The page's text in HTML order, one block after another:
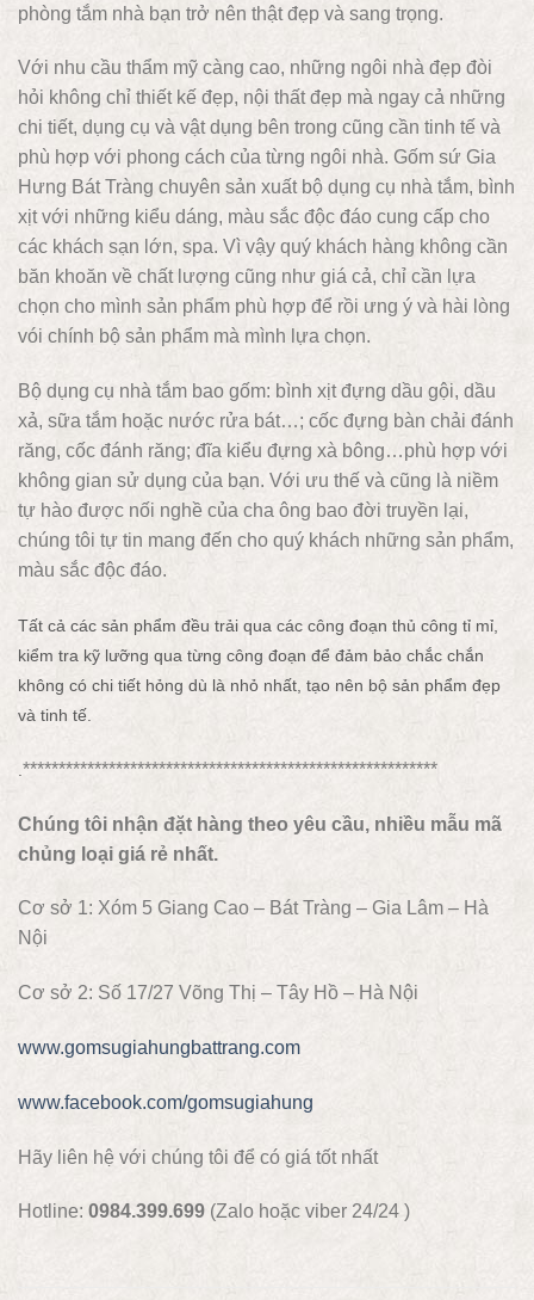
phòng tắm nhà bạn trở nên thật đẹp và sang trọng.
Với nhu cầu thẩm mỹ càng cao, những ngôi nhà đẹp đòi
hỏi không chỉ thiết kế đẹp, nội thất đẹp mà ngay cả những
chi tiết, dụng cụ và vật dụng bên trong cũng cần tinh tế và
phù hợp với phong cách của từng ngôi nhà. Gốm sứ Gia
Hưng Bát Tràng chuyên sản xuất bộ dụng cụ nhà tắm, bình
xịt với những kiểu dáng, màu sắc độc đáo cung cấp cho
các khách sạn lớn, spa. Vì vậy quý khách hàng không cần
băn khoăn về chất lượng cũng như giá cả, chỉ cần lựa
chọn cho mình sản phẩm phù hợp để rồi ưng ý và hài lòng
vói chính bộ sản phẩm mà mình lựa chọn.
Bộ dụng cụ nhà tắm bao gốm: bình xịt đựng dầu gội, dầu
xả, sữa tắm hoặc nước rửa bát…; cốc đựng bàn chải đánh
răng, cốc đánh răng; đĩa kiểu đựng xà bông…phù hợp với
không gian sử dụng của bạn. Với ưu thế và cũng là niềm
tự hào được nối nghề của cha ông bao đời truyền lại,
chúng tôi tự tin mang đến cho quý khách những sản phẩm,
màu sắc độc đáo.
Tất cả các sản phẩm đều trải qua các công đoạn thủ công tỉ mỉ,
kiểm tra kỹ lưỡng qua từng công đoạn để đảm bảo chắc chắn
không có chi tiết hỏng dù là nhỏ nhất, tạo nên bộ sản phẩm đẹp
và tinh tế.
**********************************************************
Chúng tôi nhận đặt hàng theo yêu cầu, nhiều mẫu mã
chủng loại giá rẻ nhất.
Cơ sở 1: Xóm 5 Giang Cao – Bát Tràng – Gia Lâm – Hà
Nội
Cơ sở 2: Số 17/27 Võng Thị – Tây Hồ – Hà Nội
www.gomsugiahungbattrang.com
www.facebook.com/gomsugiahung
Hãy liên hệ với chúng tôi để có giá tốt nhất
Hotline: 0984.399.699 (Zalo hoặc viber 24/24 )